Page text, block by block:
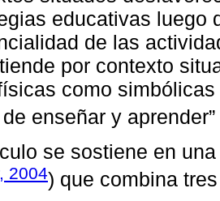
educativas luego
de las
por contexto
como
enseñar y aprender”
se sostiene en
2004) que combina